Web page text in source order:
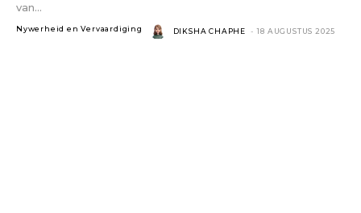
van...
Nywerheid en Vervaardiging DIKSHA CHAPHE - 18 AUGUSTUS 2025